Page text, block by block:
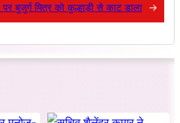
पर बुजुर्ग मित्र को कुल्हाड़ी से काट डाला →